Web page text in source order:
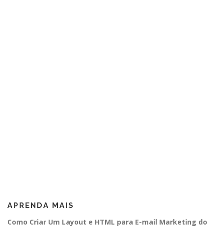
APRENDA MAIS
Como Criar Um Layout e HTML para E-mail Marketing do